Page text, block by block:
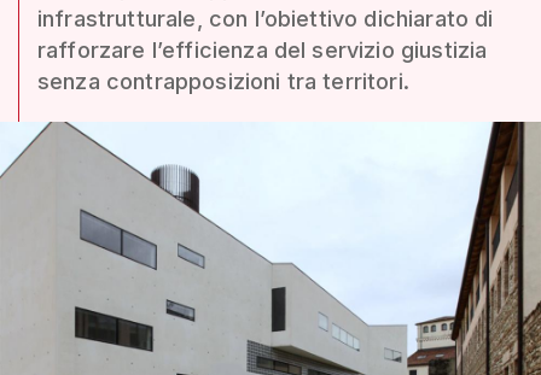
infrastrutturale, con l’obiettivo dichiarato di
rafforzare l’efficienza del servizio giustizia
senza contrapposizioni tra territori.